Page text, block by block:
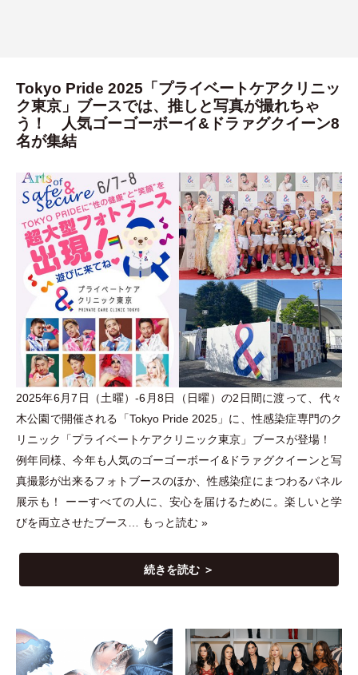
Tokyo Pride 2025「プライベートケアクリニッ
ク東京」ブースでは、推しと写真が撮れちゃ
う！ 人気ゴーゴーボーイ&ドラァグクイーン8
名が集結
2025年6月7日 （土曜）-6月8日 （ 日曜 ） の2日間に渡って、代々
木公園で開催される 「Tokyo Pride 2025 」 に、性感染症専門のク
リニック
「プライベートケアクリニック東京 」 ブースが登場！
例年同様、今年も人気のゴーゴーボーイ&ドラァグクイーンと写
真撮影が出来るフォトブースのほか、性感染症にまつわるパネル
展示も！ ーーすべての人に、安心を届けるために。楽しいと学
びを両立させたブース…
もっと読む »
続きを読む ＞